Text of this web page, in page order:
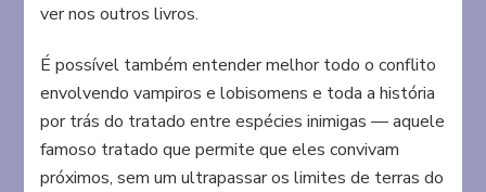
ver nos outros livros.
É possível também entender melhor todo o conflito
envolvendo vampiros e lobisomens e toda a história
por trás do tratado entre espécies inimigas — aquele
famoso tratado que permite que eles convivam
próximos, sem um ultrapassar os limites de terras do